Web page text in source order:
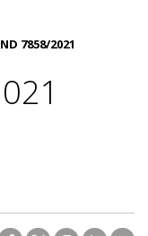
7858/2021